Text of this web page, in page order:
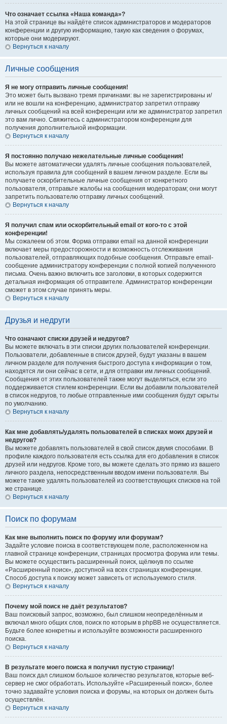
Что означает ссылка «Наша команда»?
На этой странице вы найдёте список администраторов и модераторов
конференции и другую информацию, такую как сведения о форумах,
которые они модерируют.
Вернуться к началу
Личные сообщения
Я не могу отправить личные сообщения!
Это может быть вызвано тремя причинами: вы не зарегистрированы и/
или не вошли на конференцию, администратор запретил отправку
личных сообщений на всей конференции или же администратор запретил
это вам лично. Свяжитесь с администратором конференции для
получения дополнительной информации.
Вернуться к началу
Я постоянно получаю нежелательные личные сообщения!
Вы можете автоматически удалять личные сообщения пользователей,
используя правила для сообщений в вашем личном разделе. Если вы
получаете оскорбительные личные сообщения от конкретного
пользователя, отправьте жалобы на сообщения модераторам; они могут
запретить пользователю отправку личных сообщений.
Вернуться к началу
Я получил спам или оскорбительный email от кого-то с этой
конференции!
Мы сожалеем об этом. Форма отправки email на данной конференции
включает меры предосторожности и возможность отслеживания
пользователей, отправляющих подобные сообщения. Отправьте email-
сообщение администратору конференции с полной копией полученного
письма. Очень важно включить все заголовки, в которых содержится
детальная информация об отправителе. Администратор конференции
сможет в этом случае принять меры.
Вернуться к началу
Друзья и недруги
Что означают списки друзей и недругов?
Вы можете включать в эти списки других пользователей конференции.
Пользователи, добавленные в список друзей, будут указаны в вашем
личном разделе для получения быстрого доступа к информации о том,
находятся ли они сейчас в сети, и для отправки им личных сообщений.
Сообщения от этих пользователей также могут выделяться, если это
поддерживается стилем конференции. Если вы добавили пользователей
в список недругов, то любые отправленные ими сообщения будут скрыты
по умолчанию.
Вернуться к началу
Как мне добавлять/удалять пользователей в списках моих друзей и
недругов?
Вы можете добавлять пользователей в свой список двумя способами. В
профиле каждого пользователя есть ссылка для его добавления в список
друзей или недругов. Кроме того, вы можете сделать это прямо из вашего
личного раздела, непосредственным вводом имени пользователя. Вы
можете также удалять пользователей из соответствующих списков на той
же странице.
Вернуться к началу
Поиск по форумам
Как мне выполнить поиск по форуму или форумам?
Задайте условие поиска в соответствующем поле, расположенном на
главной странице конференции, страницах просмотра форума или темы.
Вы можете осуществить расширенный поиск, щёлкнув по ссылке
«Расширенный поиск», доступной на всех страницах конференции.
Способ доступа к поиску может зависеть от используемого стиля.
Вернуться к началу
Почему мой поиск не даёт результатов?
Ваш поисковый запрос, возможно, был слишком неопределённым и
включал много общих слов, поиск по которым в phpBB не осуществляется.
Будьте более конкретны и используйте возможности расширенного
поиска.
Вернуться к началу
В результате моего поиска я получил пустую страницу!
Ваш поиск дал слишком большое количество результатов, которые веб-
сервер не смог обработать. Используйте «Расширенный поиск», более
точно задавайте условия поиска и форумы, на которых он должен быть
осуществлён.
Вернуться к началу